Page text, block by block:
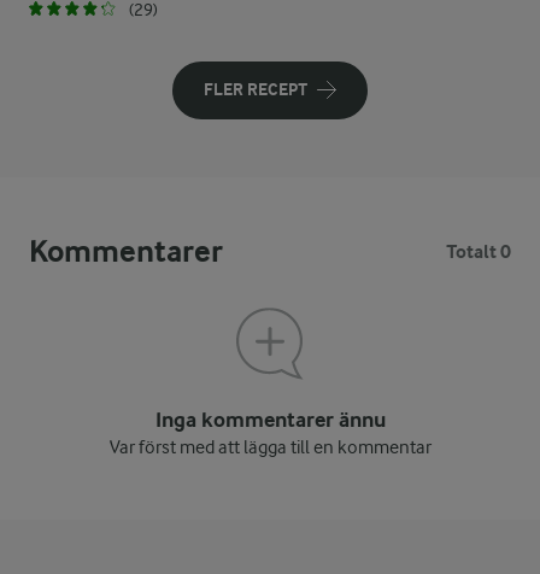
(29)
FLER RECEPT
Kommentarer Totalt 0
Inga kommentarer ännu
Var först med att lägga till en kommentar